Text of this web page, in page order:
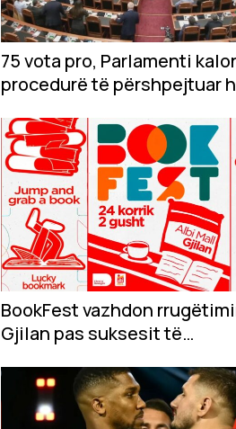
75 vota pro, Parlamenti
procedurë të përshpejtuar
BookFest vazhdon
Gjilan pas suksesit të